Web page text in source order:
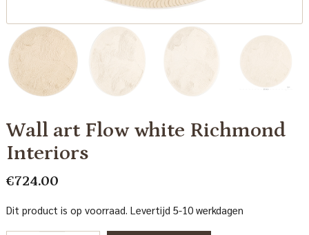
Wall art Flow white Richmond
Interiors
€724.00
Dit product is op voorraad. Levertijd 5-10 werkdagen